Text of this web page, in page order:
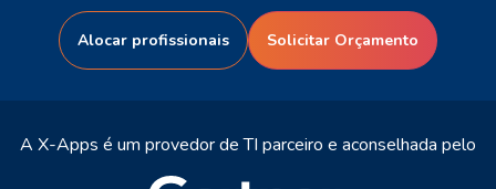
Alocar profissionais Solicitar Orçamento
A X-Apps é um provedor de TI parceiro e aconselhada pelo